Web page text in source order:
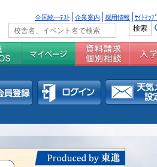
全国統一ﾃｽﾄ 企業案内 採用情報 ｻｲﾄﾏｯﾌﾟ